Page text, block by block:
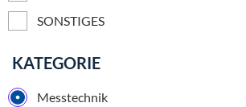
SONSTIGES
KATEGORIE
Messtechnik